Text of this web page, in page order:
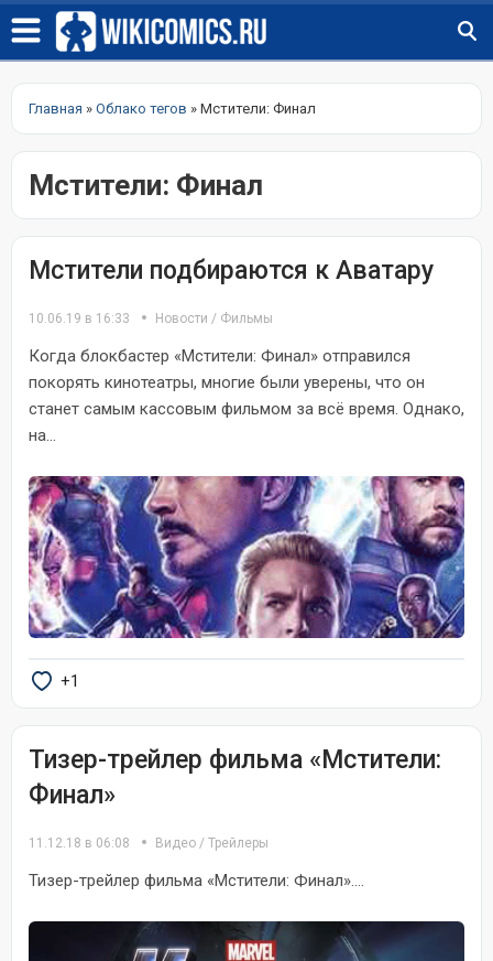
Главная » Облако тегов » Мстители: Финал
Мстители: Финал
Мстители подбираются к Аватару
10.06.19 в 16:33 Новости / Фильмы
Когда блокбастер «Мстители: Финал» отправился
покорять кинотеатры, многие были уверены, что он
станет самым кассовым фильмом за всё время. Однако,
на...
+1
Тизер-трейлер фильма «Мстители:
Финал»
11.12.18 в 06:08 Видео / Трейлеры
Тизер-трейлер фильма «Мстители: Финал»....